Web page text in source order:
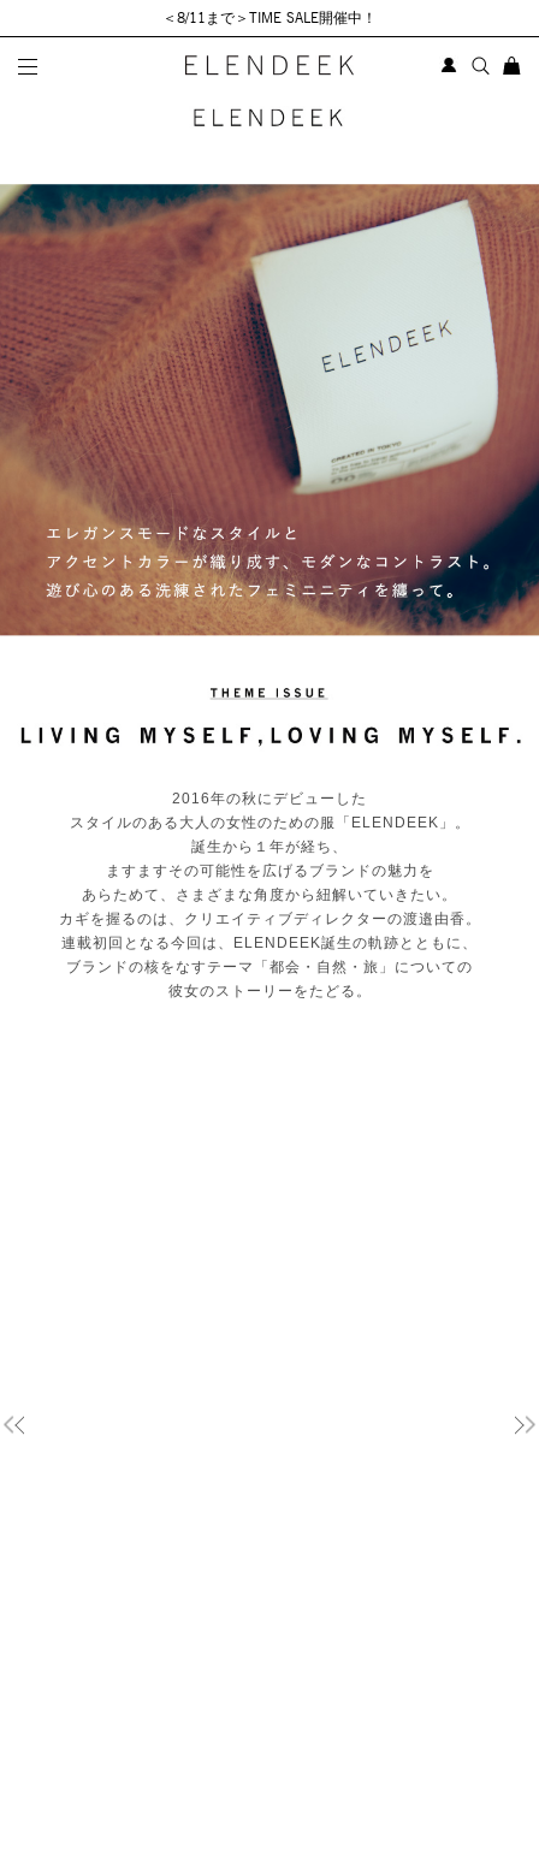
＜8/11まで＞TIME SALE開催中！
2016年の秋にデビューした
スタイルのある大人の女性のための服「ELENDEEK」。
誕生から１年が経ち、
ますますその可能性を広げるブランドの魅力を
あらためて、さまざまな角度から紐解いていきたい。
カギを握るのは、クリエイティブディレクターの渡邉由香。
連載初回となる今回は、ELENDEEK誕生の軌跡とともに、
ブランドの核をなすテーマ「都会・自然・旅」についての
彼女のストーリーをたどる。